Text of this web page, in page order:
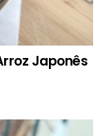
Japonês